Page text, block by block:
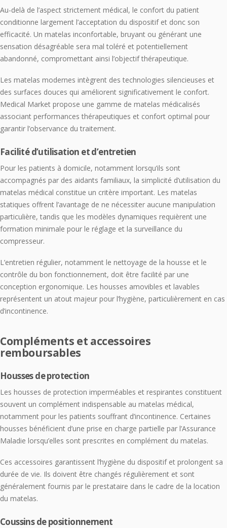
Au-delà de l’aspect strictement médical, le confort du patient
conditionne largement l’acceptation du dispositif et donc son
efficacité. Un matelas inconfortable, bruyant ou générant une
sensation désagréable sera mal toléré et potentiellement
abandonné, compromettant ainsi l’objectif thérapeutique.
Les matelas modernes intègrent des technologies silencieuses et
des surfaces douces qui améliorent significativement le confort.
Medical Market propose une gamme de matelas médicalisés
associant performances thérapeutiques et confort optimal pour
garantir l’observance du traitement.
Facilité d’utilisation et d’entretien
Pour les patients à domicile, notamment lorsqu’ils sont
accompagnés par des aidants familiaux, la simplicité d’utilisation du
matelas médical constitue un critère important. Les matelas
statiques offrent l’avantage de ne nécessiter aucune manipulation
particulière, tandis que les modèles dynamiques requièrent une
formation minimale pour le réglage et la surveillance du
compresseur.
L’entretien régulier, notamment le nettoyage de la housse et le
contrôle du bon fonctionnement, doit être facilité par une
conception ergonomique. Les housses amovibles et lavables
représentent un atout majeur pour l’hygiène, particulièrement en cas
d’incontinence.
Compléments et accessoires
remboursables
Housses de protection
Les housses de protection imperméables et respirantes constituent
souvent un complément indispensable au matelas médical,
notamment pour les patients souffrant d’incontinence. Certaines
housses bénéficient d’une prise en charge partielle par l’Assurance
Maladie lorsqu’elles sont prescrites en complément du matelas.
Ces accessoires garantissent l’hygiène du dispositif et prolongent sa
durée de vie. Ils doivent être changés régulièrement et sont
généralement fournis par le prestataire dans le cadre de la location
du matelas.
Coussins de positionnement